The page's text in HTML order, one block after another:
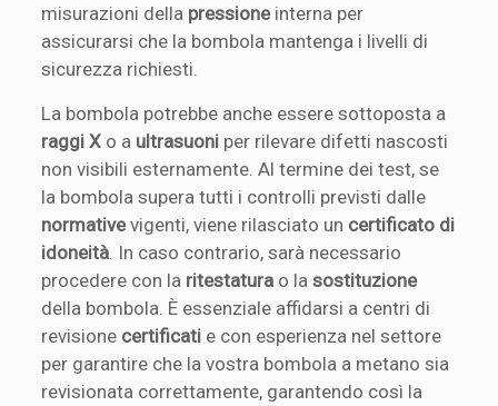
misurazioni della pressioneinterna per
assicurarsi che la bombola mantenga i livelli di
sicurezza richiesti.
La bombola potrebbe anche essere sottoposta a
raggi X o a ultrasuoni per rilevare difetti nascosti
non visibili esternamente. Al termine dei test, se
la bombola supera tutti i controlli previsti dalle
normativevigenti, viene rilasciato un certificato di
idoneità . In caso contrario, sarà necessario
procedere con la ritestatura o lasostituzione
della bombola. È essenziale affidarsi a centri di
revisione certificati e con esperienza nel settore
per garantire che la vostra bombola a metano sia
revisionata correttamente, garantendo così la